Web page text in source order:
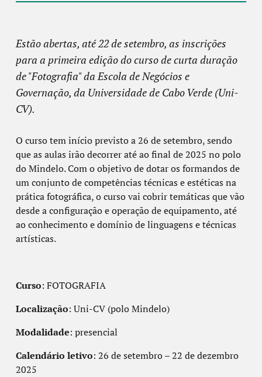
Estão abertas, até 22 de setembro, as inscrições
para a primeira edição do curso de curta duração
de "Fotografia" da Escola de Negócios e
Governação, da Universidade de Cabo Verde (Uni-
CV).
O curso tem início previsto a 26 de setembro, sendo
que as aulas irão decorrer até ao final de 2025 no polo
do Mindelo. Com o objetivo de dotar os formandos de
um conjunto de competências técnicas e estéticas na
prática fotográfica, o curso vai cobrir temáticas que vão
desde a configuração e operação de equipamento, até
ao conhecimento e domínio de linguagens e técnicas
artísticas.
Curso: FOTOGRAFIA
Localização: Uni-CV (polo Mindelo)
Modalidade: presencial
Calendário letivo: 26 de setembro – 22 de dezembro
2025